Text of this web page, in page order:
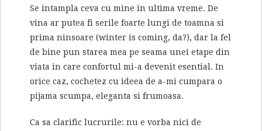
Se intampla ceva cu mine in ultima vreme. De
vina ar putea fi serile foarte lungi de toamna si
prima ninsoare (winter is coming, da?), dar la fel
de bine pun starea mea pe seama unei etape din
viata in care confortul mi-a devenit esential. In
orice caz, cochetez cu ideea de a-mi cumpara o
pijama scumpa, eleganta si frumoasa.
Ca sa clarific lucrurile: nu e vorba nici de